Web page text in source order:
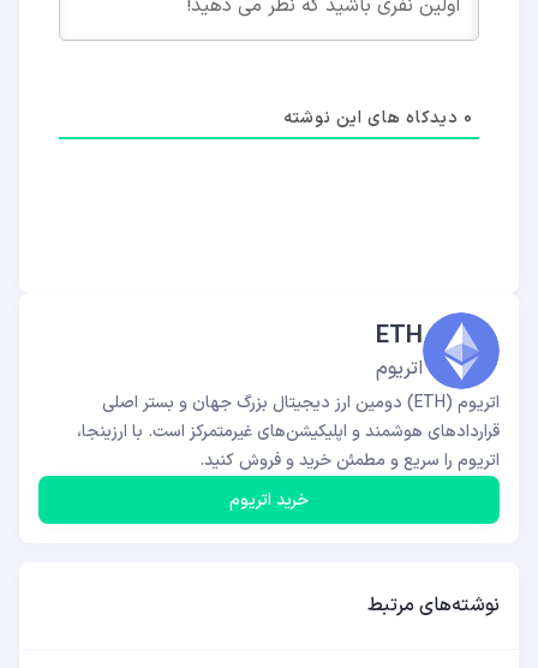
0 دیدکاه های این نوشته
ETH
اتریوم
اتریوم (ETH) دومین ارز دیجیتال بزرگ جهان و بستر اصلی
قراردادهای هوشمند و اپلیکیشن‌های غیرمتمرکز است. با ارزینجا،
اتریوم را سریع و مطمئن خرید و فروش کنید.
خرید اتریوم
نوشته‌های مرتبط